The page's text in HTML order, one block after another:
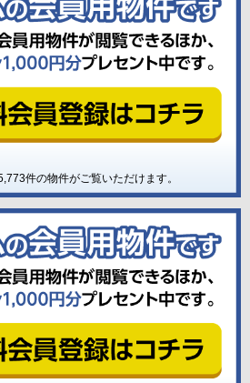
件の物件がご覧いただけます。